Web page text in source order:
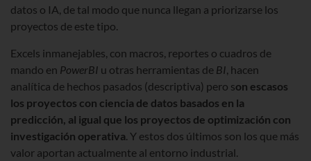
datos o IA, de tal modo que nunca llegan a priorizarse los
proyectos de este tipo.
Excels inmanejables, con macros, reportes o cuadros de
mando en PowerBI u otras herramientas de BI, hacen
analítica de hechos pasados (descriptiva) pero son escasos
los proyectos con ciencia de datos basados en la
predicción, al igual que los proyectos de optimización con
investigación operativa. Y estos dos últimos son los que más
valor aportan actualmente al entorno industrial.